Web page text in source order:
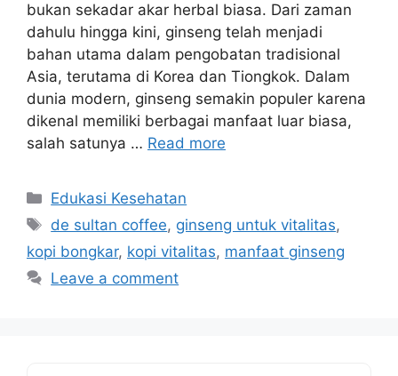
bukan sekadar akar herbal biasa. Dari zaman
dahulu hingga kini, ginseng telah menjadi
bahan utama dalam pengobatan tradisional
Asia, terutama di Korea dan Tiongkok. Dalam
dunia modern, ginseng semakin populer karena
dikenal memiliki berbagai manfaat luar biasa,
salah satunya … Read more
Categories
Edukasi Kesehatan
Tags
de sultan coffee, ginseng untuk vitalitas,
kopi bongkar, kopi vitalitas, manfaat ginseng
Leave a comment